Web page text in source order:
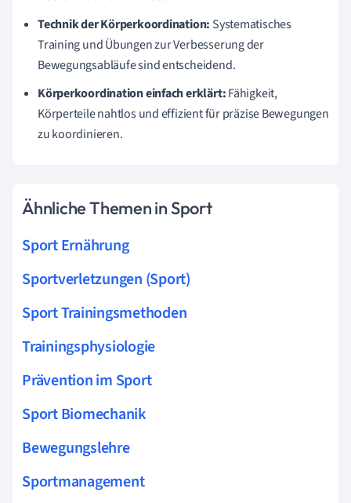
Technik der Körperkoordination: Systematisches
Training und Übungen zur Verbesserung der
Bewegungsabläufe sind entscheidend.
Körperkoordination einfach erklärt:Fähigkeit,
Körperteile nahtlos und effizient für präzise Bewegungen
zu koordinieren.
Ähnliche Themen in Sport
Sport Ernährung
Sportverletzungen (Sport)
Sport Trainingsmethoden
Trainingsphysiologie
Prävention im Sport
Sport Biomechanik
Bewegungslehre
Sportmanagement